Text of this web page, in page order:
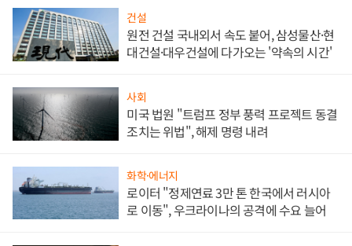
건설
원전 건설 국내외서 속도 붙어, 삼성물산·현
대건설·대우건설에 다가오는 '약속의 시간'
사회
미국 법원 "트럼프 정부 풍력 프로젝트 동결
조치는 위법", 해제 명령 내려
화학·에너지
로이터 "정제연료 3만 톤 한국에서 러시아
로 이동", 우크라이나의 공격에 수요 늘어